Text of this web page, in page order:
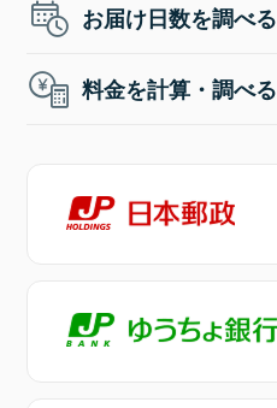
お届け日数を調べる
料金を計算・調べる